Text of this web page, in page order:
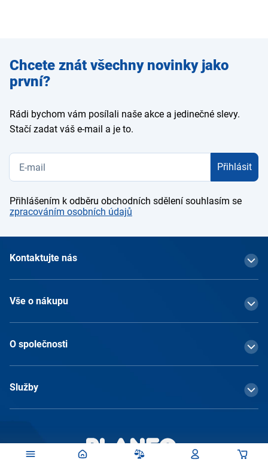
Zadejte
e-mail
Chcete znát všechny novinky jako
první?
Rádi bychom vám posílali naše akce a jedinečné slevy.
Stačí zadat váš e-mail a je to.
Přihlásit
Přihlášením k odběru obchodních sdělení souhlasím se
zpracováním osobních údajů
Kontaktujte nás
Vše o nákupu
O společnosti
Služby